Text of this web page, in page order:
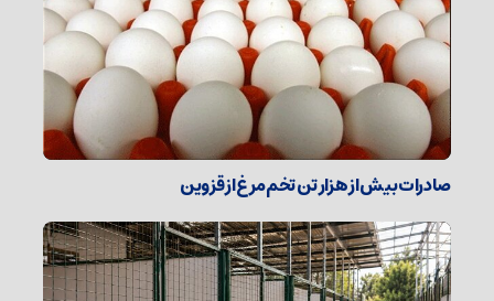
صادرات بیش از هزار تن تخم‌مرغ از قزوین